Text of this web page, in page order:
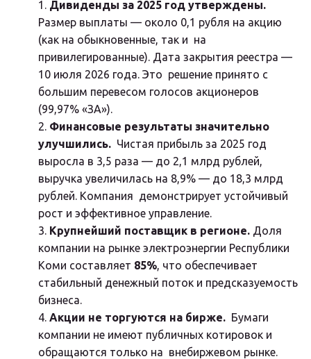
Дивиденды за 2025 год утверждены.
Размер выплаты — около 0,1 рубля на акцию
(как на обыкновенные, так и  на
привилегированные). Дата закрытия реестра —
10 июля 2026 года. Это  решение принято с
большим перевесом голосов акционеров
(99,97% «ЗА»).
Финансовые результаты значительно
улучшились.
  Чистая прибыль за 2025 год
выросла в 3,5 раза — до 2,1 млрд рублей,
выручка увеличилась на 8,9% — до 18,3 млрд
рублей. Компания  демонстрирует устойчивый
рост и эффективное управление.
Крупнейший поставщик в регионе. Доля
компании на рынке электроэнергии Республики
Коми составляет 85%, что обеспечивает
стабильный денежный поток и предсказуемость
бизнеса.
Акции не торгуются на бирже.
  Бумаги
компании не имеют публичных котировок и
обращаются только на  внебиржевом рынке.